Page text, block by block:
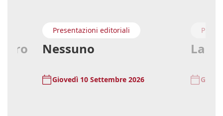
Presentazioni editoriali
Nessuno
Giovedì 10 Settembre 2026
La